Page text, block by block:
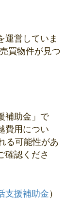
運営していま
買物件が見つ
補助金」で
費用につい
る可能性があ
確認くださ
支援補助金 ）